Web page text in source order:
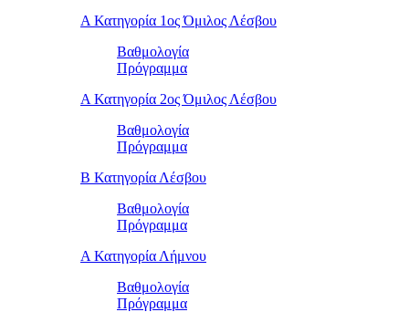
Α Κατηγορία 1ος Όμιλος Λέσβου
Βαθμολογία
Πρόγραμμα
Α Κατηγορία 2ος Όμιλος Λέσβου
Βαθμολογία
Πρόγραμμα
B Κατηγορία Λέσβου
Βαθμολογία
Πρόγραμμα
Α Κατηγορία Λήμνου
Βαθμολογία
Πρόγραμμα